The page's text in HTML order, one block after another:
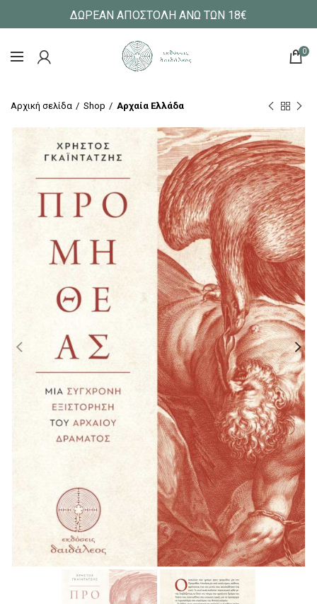
ΔΩΡΕΑΝ ΑΠΟΣΤΟΛΗ ΑΝΩ ΤΩΝ 18€
0
Αρχική σελίδα Shop Αρχαία Ελλάδα